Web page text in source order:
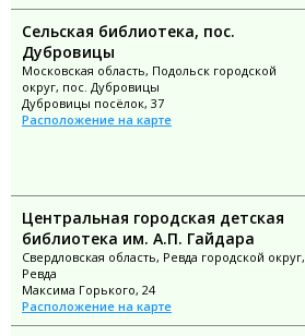
Сельская библиотека, пос.
Дубровицы
Московская область, Подольск городской
округ, пос. Дубровицы
Дубровицы посёлок, 37
Расположение на карте
Центральная городская детская
библиотека им. А.П. Гайдара
Свердловская область, Ревда городской округ,
Ревда
Максима Горького, 24
Расположение на карте